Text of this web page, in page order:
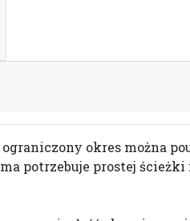
okres można
potrzebuje prostej